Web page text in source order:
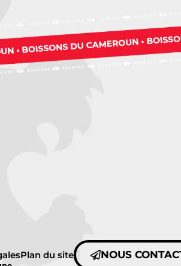
Plan du site NOUS